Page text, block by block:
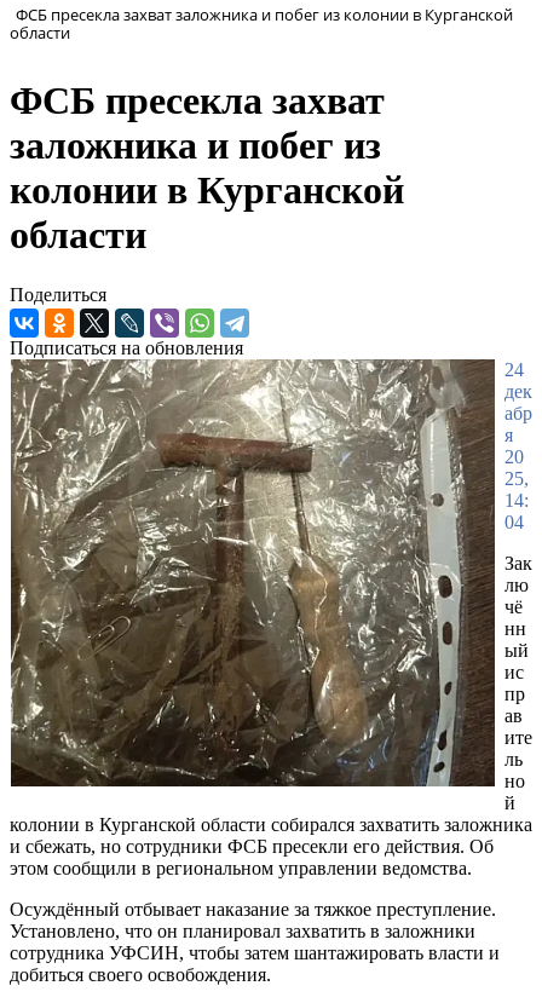
ФСБ пресекла захват заложника и побег из колонии в Курганской
области
ФСБ пресекла захват
заложника и побег из
колонии в Курганской
области
Поделиться
Подписаться на обновления
24
дек
абр
я
20
25,
14:
04
Зак
лю
чё
нн
ый
ис
пр
ав
ите
ль
но
й
колонии в Курганской области собирался захватить заложника
и сбежать, но сотрудники ФСБ пресекли его действия. Об
этом сообщили в региональном управлении ведомства.
Осуждённый отбывает наказание за тяжкое преступление.
Установлено, что он планировал захватить в заложники
сотрудника УФСИН, чтобы затем шантажировать власти и
добиться своего освобождения.